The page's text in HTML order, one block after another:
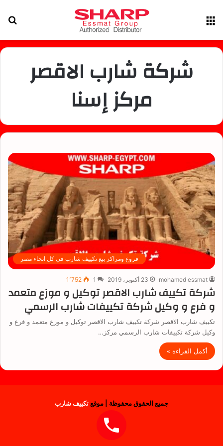
شركة شارب الاقصر
مركز إسنا
فروع ومراكز بيع تكييف شارب في كل انحاء مصر
mohamed essmat 23 أكتوبر، 2019 1 1٬752
شركة تكييف شارب الاقصر توكيل و موزع متعمد
و فرع و وكيل شركة تكييفات شارب الرسمي
تكييف شارب الاقصر شركة تكييف شارب الاقصر توكيل و موزع متعمد و فرع و
وكيل شركة تكييفات شارب الرسمي مركز…
أكمل القراءة »
جميع الحقوق محفوظة | موقعتكييف شارب
فيسبوك